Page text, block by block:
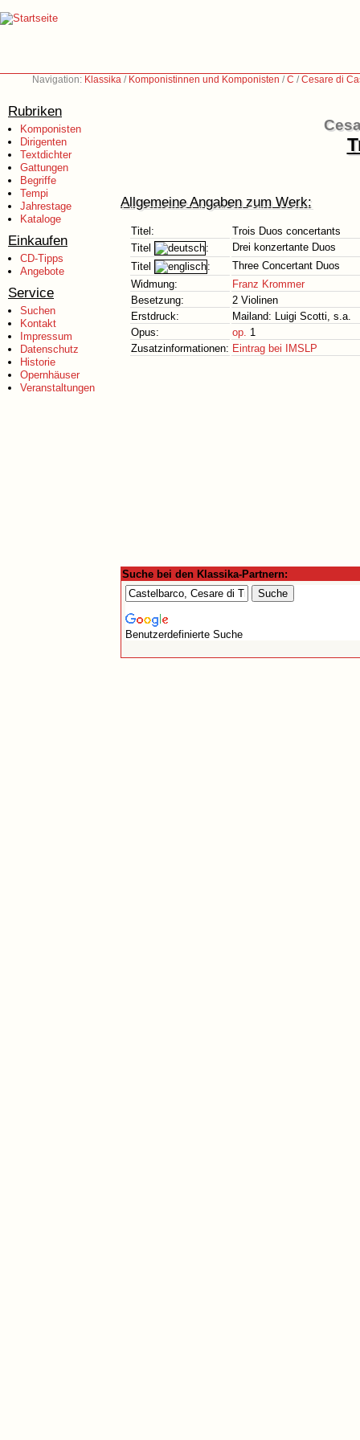
Navigation: Klassika / Komponistinnen und Komponisten /C /Cesare di
Rubriken
Komponisten
Dirigenten
Textdichter
Gattungen
Begriffe
Tempi
Jahrestage
Kataloge
Einkaufen
CD-Tipps
Angebote
Service
Suchen
Kontakt
Impressum
Datenschutz
Historie
Opernhäuser
Veranstaltungen
Allgemeine Angaben zum Werk:
Titel:
Trois Duos concertants
Titel
:
Drei konzertante Duos
Titel
:
Three Concertant Duos
Widmung:
Franz Krommer
Besetzung:
2 Violinen
Erstdruck:
Mailand: Luigi Scotti, s.a.
Opus:
op. 1
Zusatzinformationen: Eintrag bei IMSLP
Suche bei den Klassika-Partnern:
Benutzerdefinierte Suche